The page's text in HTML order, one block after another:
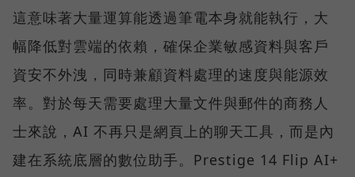
這意味著大量運算能透過筆電本身就能執行，大
幅降低對雲端的依賴，確保企業敏感資料與客戶
資安不外洩，同時兼顧資料處理的速度與能源效
率。對於每天需要處理大量文件與郵件的商務人
士來說，AI 不再只是網頁上的聊天工具，而是內
建在系統底層的數位助手。Prestige 14 Flip AI+